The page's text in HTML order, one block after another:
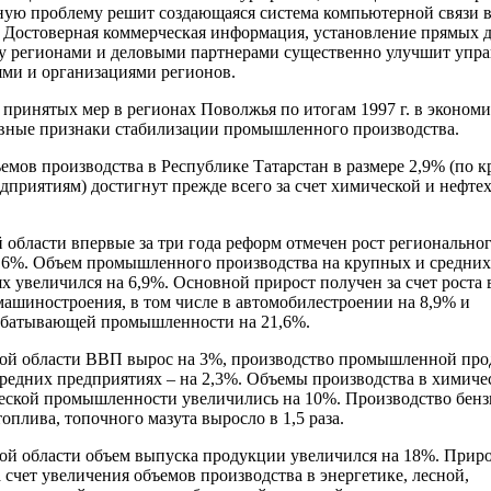
проблему решит создающаяся система компьютерной связи
коммерческая информация, установление прямых
регионами и деловыми партнерами существенно улучшит
и организациями регионов.
принятых мер в регионах Поволжья по итогам 1997 г. в
признаки стабилизации промышленного производства.
производства в Республике Татарстан в размере 2,9% (по
достигнут прежде всего за счет химической и
впервые за три года реформ отмечен рост
6%. Объем промышленного производства на крупных и средних
увеличился на 6,9%. Основной прирост получен за счет роста
в том числе в автомобилестроении на 8,9% и
промышленности на 21,6%.
области ВВП вырос на 3%, производство промышленной
предприятиях – на 2,3%. Объемы производства в
промышленности увеличились на 10%. Производство
топочного мазута выросло в 1,5 раза.
области объем выпуска продукции увеличился на 18%.
счет увеличения объемов производства в энергетике, лесной,